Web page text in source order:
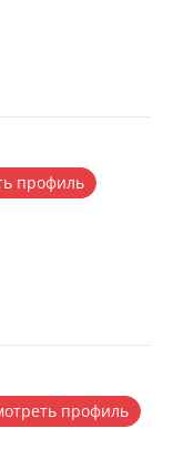
профиль
профиль